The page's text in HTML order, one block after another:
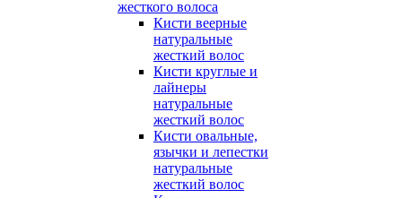
жесткого волоса
Кисти веерные
натуральные
жесткий волос
Кисти круглые и
лайнеры
натуральные
жесткий волос
Кисти овальные,
язычки и лепестки
натуральные
жесткий волос